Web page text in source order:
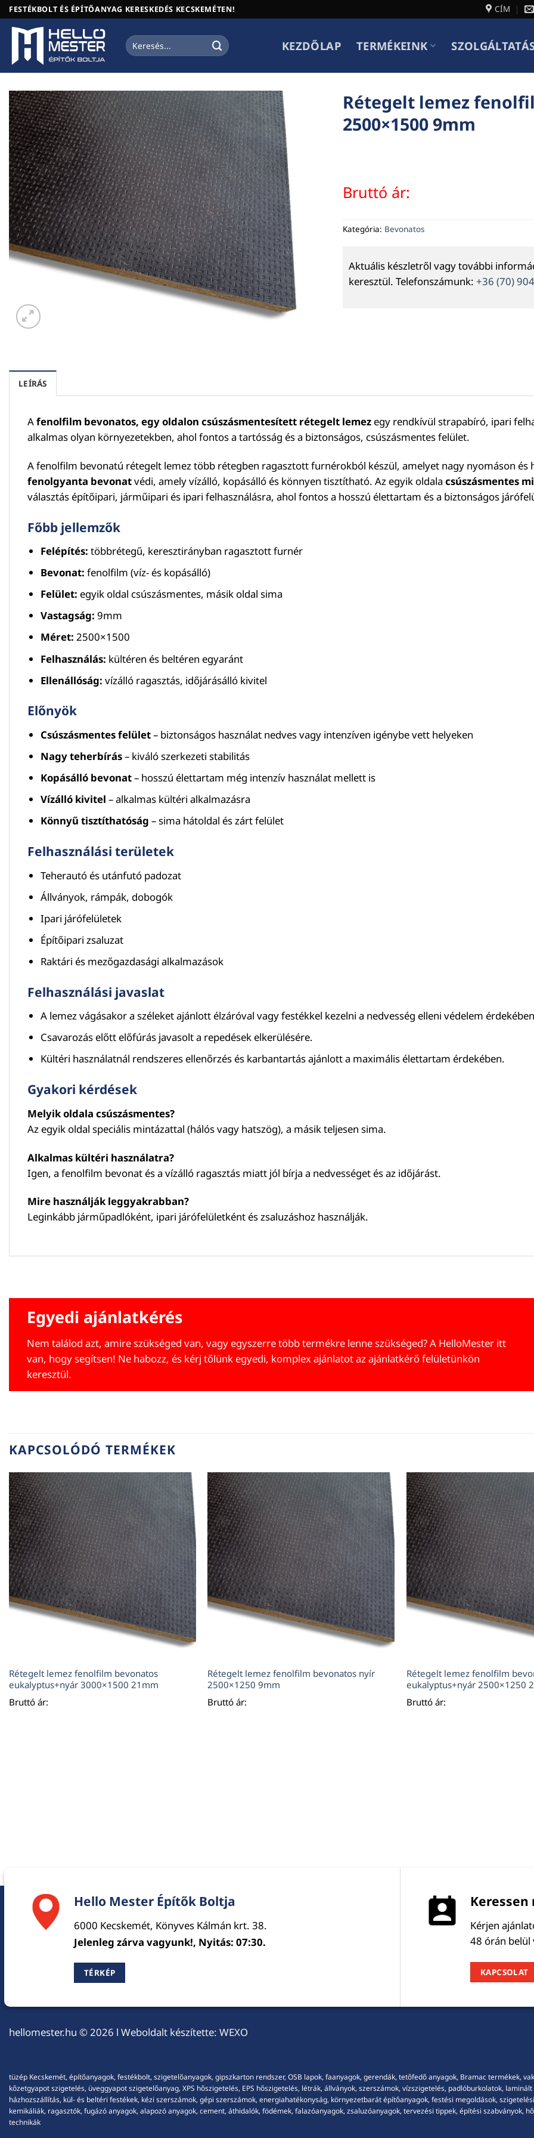
Skip
to
content
FESTÉKBOLT ÉS ÉPÍTŐANYAG KERESKEDÉS KECSKEMÉTEN! CÍM
Keresés
a
KEZDŐLAP TERMÉKEINK
Rétegelt lemez
2500×1500 9mm
Bruttó ár:
Kategória: Bevonatos
Aktuális készletről vagy további
keresztül. Telefonszámunk: +36 (70)
LEÍRÁS
Afenolfilm bevonatos, egy oldalon csúszásmentesített rétegelt lemez egy rendkívül strapabíró, ipari
alkalmas olyan környezetekben, ahol fontos a tartósság és a biztonságos, csúszásmentes felület.
A fenolfilm bevonatú rétegelt lemez több rétegben ragasztott furnérokból készül, amelyet nagy nyomáson és
fenolgyanta bevonatvédi, amely vízálló, kopásálló és könnyen tisztítható. Az egyik oldala csúszásmentes
választás építőipari, járműipari és ipari felhasználásra, ahol fontos a hosszú élettartam és a biztonságos
Főbb jellemzők
Felépítés: többrétegű, keresztirányban ragasztott furnér
Bevonat: fenolfilm (víz- és kopásálló)
Felület: egyik oldal csúszásmentes, másik oldal sima
Vastagság: 9mm
Méret: 2500×1500
Felhasználás: kültéren és beltéren egyaránt
Ellenállóság: vízálló ragasztás, időjárásálló kivitel
Előnyök
Csúszásmentes felület– biztonságos használat nedves vagy intenzíven igénybe vett helyeken
Nagy teherbírás– kiváló szerkezeti stabilitás
Kopásálló bevonat– hosszú élettartam még intenzív használat mellett is
Vízálló kivitel – alkalmas kültéri alkalmazásra
Könnyű tisztíthatóság – sima hátoldal és zárt felület
Felhasználási területek
Teherautó és utánfutó padozat
Állványok, rámpák, dobogók
Ipari járófelületek
Építőipari zsaluzat
Raktári és mezőgazdasági alkalmazások
Felhasználási javaslat
A lemez vágásakor a széleket ajánlott élzáróval vagy festékkel kezelni a nedvesség elleni védelem
Csavarozás előtt előfúrás javasolt a repedések elkerülésére.
Kültéri használatnál rendszeres ellenőrzés és karbantartás ajánlott a maximális élettartam érdekében.
Gyakori kérdések
Melyik oldala csúszásmentes?
Az egyik oldal speciális mintázattal (hálós vagy hatszög), a másik teljesen sima.
Alkalmas kültéri használatra?
Igen, a fenolfilm bevonat és a vízálló ragasztás miatt jól bírja a nedvességet és az időjárást.
Mire használják leggyakrabban?
Leginkább járműpadlóként, ipari járófelületként és zsaluzáshoz használják.
Egyedi ajánlatkérés
Nem találod azt, amire szükséged van, vagy egyszerre több termékre lenne szükséged? A HelloMester itt
van, hogy segítsen! Ne habozz, és kérj tőlünk egyedi, komplex ajánlatot az ajánlatkérő felületünkön
keresztül.
KAPCSOLÓDÓ TERMÉKEK
Rétegelt lemez fenolfilm bevonatos
eukalyptus+nyár 3000×1500 21mm
Bruttó ár:
Rétegelt lemez fenolfilm bevonatos nyír
2500×1250 9mm
Bruttó ár:
Rétegelt lemez fenolfilm
eukalyptus+nyár 2500×1250
Bruttó ár:
Hello Mester Építők Boltja
6000 Kecskemét, Könyves Kálmán krt. 38.
Jelenleg zárva vagyunk!, Nyitás: 07:30.
TÉRKÉP
Kérjen
48 órán belül
KAPCSOLAT
hellomester.hu © 2026 l Weboldalt készítette: WEXO
tüzép Kecskemét, építőanyagok, festékbolt, szigetelőanyagok, gipszkarton rendszer, OSB lapok, faanyagok, gerendák, tetőfedő anyagok, Bramac termékek,
kőzetgyapot szigetelés, üveggyapot szigetelőanyag, XPS hőszigetelés, EPS hőszigetelés, létrák, állványok, szerszámok, vízszigetelés, padlóburkolatok,
házhozszállítás, kül- és beltéri festékek, kézi szerszámok, gépi szerszámok, energiahatékonyság, környezetbarát építőanyagok, festési megoldások,
kemikáliák, ragasztók, fugázó anyagok, alapozó anyagok, cement, áthidalók, födémek, falazóanyagok, zsaluzóanyagok, tervezési tippek, építési szabványok,
technikák